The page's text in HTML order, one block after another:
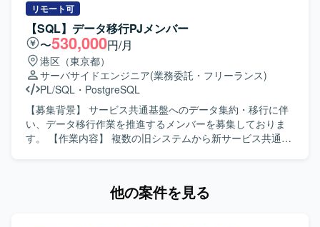
要件整理から品質管理まで一連のプロジェクトマネジメン
トを担うことで、上流から下流まで幅広い経験を積むこと
ができます。ベトナムオフショア開発チームとの協業を通
じて、グローバルな開発体制でのマネジメントスキルも習
得していただけます。 【開発環境】 言語はSQL、Python、
PHP等を使用いたします。LAMP系フレームワークやAWSイ
ンフラ環境を利用する場合があります。バージョン管理は
Git、コミュニケーションツールはSlackやBacklog等を利用
いたします。開発体制はベトナムオフショア開発を併用
し、Informatica、ASTERIA Warp、Databricks等のETL／
す。あわせて、決済システムの別事業者への移行に伴い、
共通スキーマから個別スキーマを作成する上で必要となる
要件整理や上流設計支援を実施していただきます。データ
抽出業務と決済システム移行に関する業務は別業務として
並行してご対応いただきます。 【求める人物像】 お客様か
らの依頼に対してタイムリーかつ主体的に対応し、上流工
程から設計・開発まで一貫して推進していただける方を求
めています。決済や金融ドメインに関する知見をキャッチ
アップしながら、関係者と連携してタスクを着実に前に進
めていただける方が望ましいです。 【ポジションの魅力】
と、要件定義から設計までの上流工程を経験できるため、
リモート可
【SQL】データ移行PJメンバー
〜530,000円/月
港区（東京都）
サーバサイドエンジニア(業務委託・フリーランス)
PL/SQL ・ PostgreSQL
【募集背景】 サービス共通基盤へのデータ集約・移行に伴
い、データ移行作業を推進するメンバーを募集しておりま
す。 【作業内容】 複数の旧システムから新サービス共通基
作業をご担当いただきます。 現行システムおよび新基盤の
他の案件を見る